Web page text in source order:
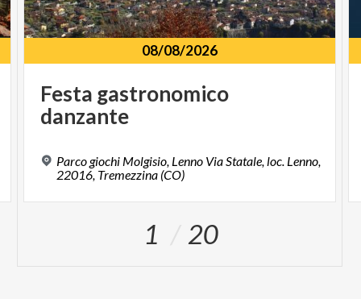
08/08/2026
Festa gastronomico
danzante
Parco giochi Molgisio, Lenno Via Statale, loc. Lenno,
22016, Tremezzina (CO)
1 20